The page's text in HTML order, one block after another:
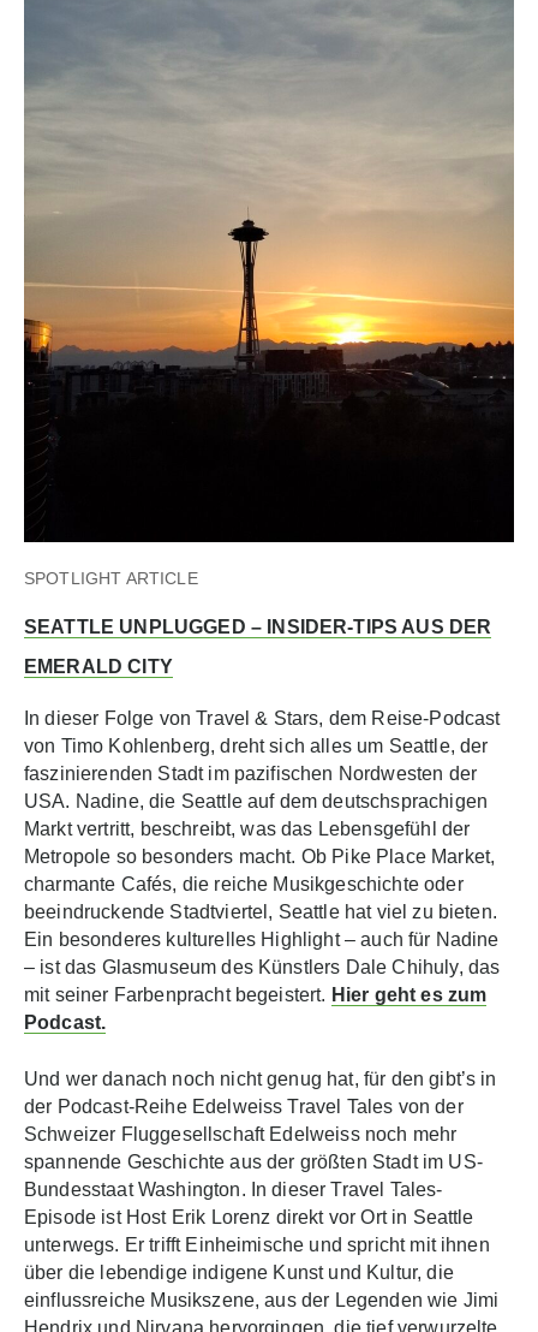
SPOTLIGHT ARTICLE
SEATTLE UNPLUGGED – INSIDER-TIPS AUS DER
EMERALD CITY
In dieser Folge von Travel & Stars, dem Reise-Podcast
von Timo Kohlenberg, dreht sich alles um Seattle, der
faszinierenden Stadt im pazifischen Nordwesten der
USA. Nadine, die Seattle auf dem deutschsprachigen
Markt vertritt, beschreibt, was das Lebensgefühl der
Metropole so besonders macht. Ob Pike Place Market,
charmante Cafés, die reiche Musikgeschichte oder
beeindruckende Stadtviertel, Seattle hat viel zu bieten.
Ein besonderes kulturelles Highlight – auch für Nadine
– ist das Glasmuseum des Künstlers Dale Chihuly, das
mit seiner Farbenpracht begeistert. Hier geht es zum
Podcast.
Und wer danach noch nicht genug hat, für den gibt’s in
der Podcast-Reihe Edelweiss Travel Tales von der
Schweizer Fluggesellschaft Edelweiss noch mehr
spannende Geschichte aus der größten Stadt im US-
Bundesstaat Washington. In dieser Travel Tales-
Episode ist Host Erik Lorenz direkt vor Ort in Seattle
unterwegs. Er trifft Einheimische und spricht mit ihnen
über die lebendige indigene Kunst und Kultur, die
einflussreiche Musikszene, aus der Legenden wie Jimi
Hendrix und Nirvana hervorgingen, die tief verwurzelte